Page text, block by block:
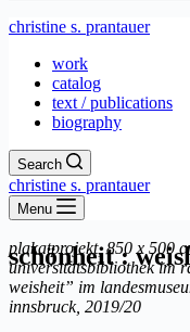
christine s. prantauer
work
catalog
text / publications
biography
Search
christine s. prantauer
Menu
schönheit :
plakatprojekt, 850 x 500
universitätsbibliothek im
weisheit” im
innsbruck, 2019/20